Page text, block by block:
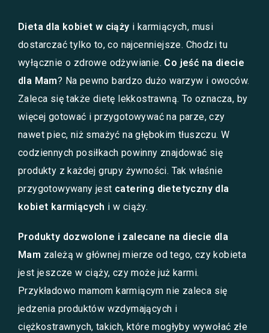
Dieta dla kobiet w ciąży i karmiących, musi
dostarczać tylko to, co najcenniejsze. Chodzi tu
wyłącznie o zdrowe odżywianie. Co jeść na diecie
dla Mam? Na pewno bardzo dużo warzyw i owoców.
Zaleca się także dietę lekkostrawną. To oznacza, by
więcej gotować i przygotowywać na parze, czy
nawet piec, niż smażyć na głębokim tłuszczu. W
codziennych posiłkach powinny znajdować się
produkty z każdej grupy żywności. Tak właśnie
przygotowywany jest catering dietetyczny dla
kobiet karmiących i w ciąży.
Produkty dozwolone i zalecane na diecie dla
Mam zależą w głównej mierze od tego, czy kobieta
jest jeszcze w ciąży, czy może już karmi.
Przykładowo mamom karmiącym nie zaleca się
jedzenia produktów wzdymających i
ciężkostrawnych, takich, które mogłyby wywołać złe